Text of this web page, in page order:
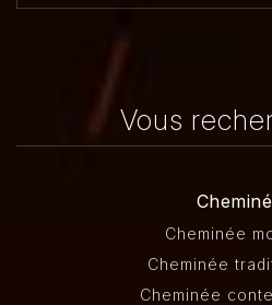
Vous
Cheminée
Cheminée
Cheminée